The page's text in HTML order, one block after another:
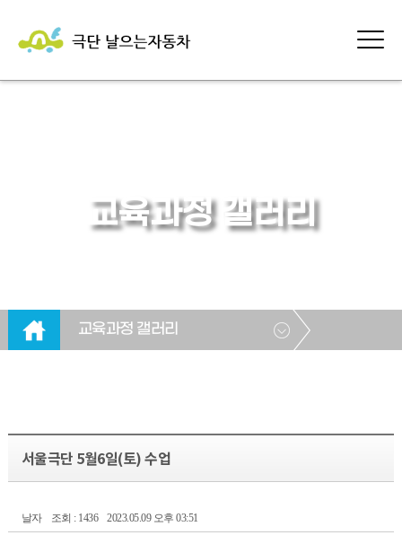
교육과정 갤러리
교육과정 갤러리
서울극단 5월6일(토) 수업
날자 조회 : 1436 2023.05.09 오후 03:51